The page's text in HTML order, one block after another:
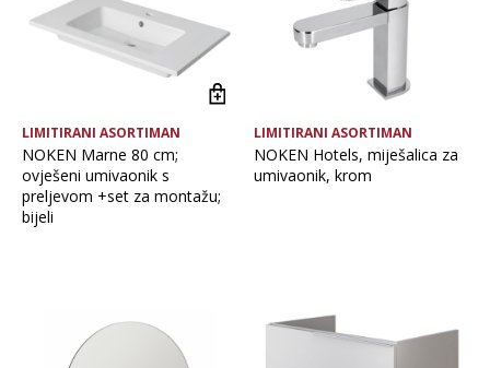
LIMITIRANI ASORTIMAN
NOKEN Marne 80 cm;
ovješeni umivaonik s
preljevom +set za montažu;
bijeli
LIMITIRANI ASORTIMAN
NOKEN Hotels, miješalica za
umivaonik, krom